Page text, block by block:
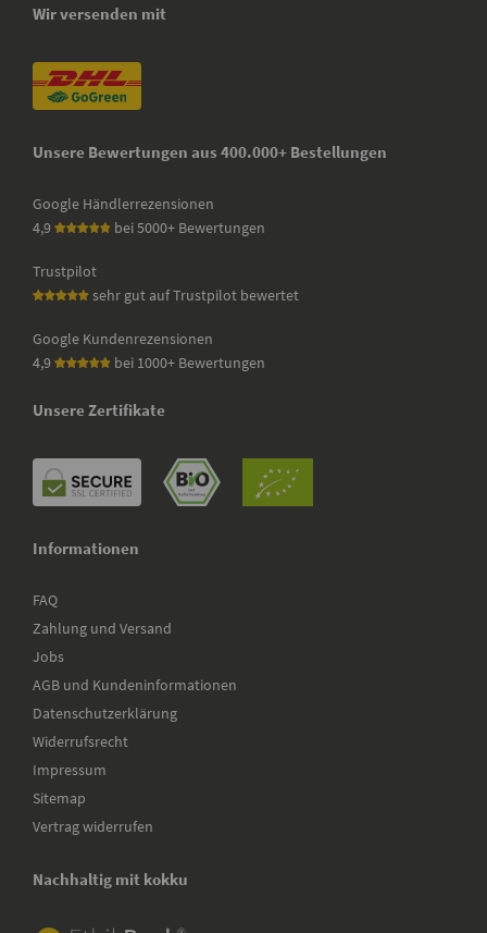
Wir versenden mit
Unsere Bewertungen aus 400.000+ Bestellungen
Google Händlerrezensionen
4,9
bei 5000+ Bewertungen
Trustpilot
sehr gut auf Trustpilot bewertet
Google Kundenrezensionen
4,9
bei 1000+ Bewertungen
Unsere Zertifikate
Informationen
FAQ
Zahlung und Versand
Jobs
AGB und Kundeninformationen
Datenschutzerklärung
Widerrufsrecht
Impressum
Sitemap
Vertrag widerrufen
Nachhaltig mit kokku